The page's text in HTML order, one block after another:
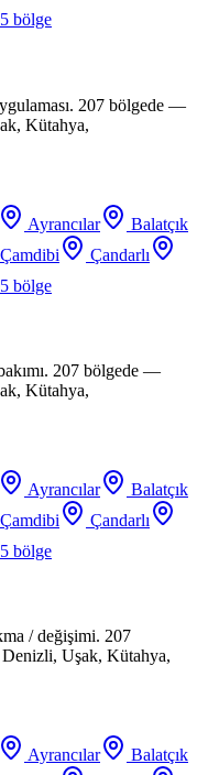
bölge
207 bölgede —
Kütahya,
Ayrancılar
Balatçık
Çamdibi
Çandarlı
bölge
207 bölgede —
Kütahya,
Ayrancılar
Balatçık
Çamdibi
Çandarlı
bölge
/ değişimi. 207
Uşak, Kütahya,
Ayrancılar
Balatçık